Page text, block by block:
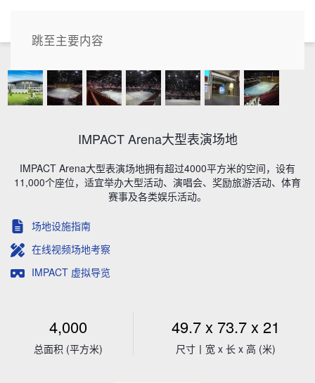
跳至主要内容
IMPACT Arena大型表演场地
IMPACT Arena大型表演场地拥有超过4000平方米的空间，设有
11,000个座位，适宜举办大型活动、演唱会、奖励旅游活动、体育
赛事及各类娱乐活动。
场地设施指南
在线视频场地考察
IMPACT 虚拟导览
4,000
总面积 (平方米)
49.7 x 73.7 x 21
尺寸丨宽 x 长 x 高 (米)
会展活动策划